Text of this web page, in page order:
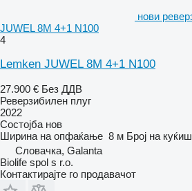
нови
JUWEL 8M 4+1 N100
4
Lemken JUWEL 8M 4+1 N100
27.900 € Без ДДВ
Реверзибилен плуг
2022
Состојба нов
Ширина на опфаќање 8 м Број на
Словачка, Galanta
Biolife spol s r.o.
Контактирајте го продавачот